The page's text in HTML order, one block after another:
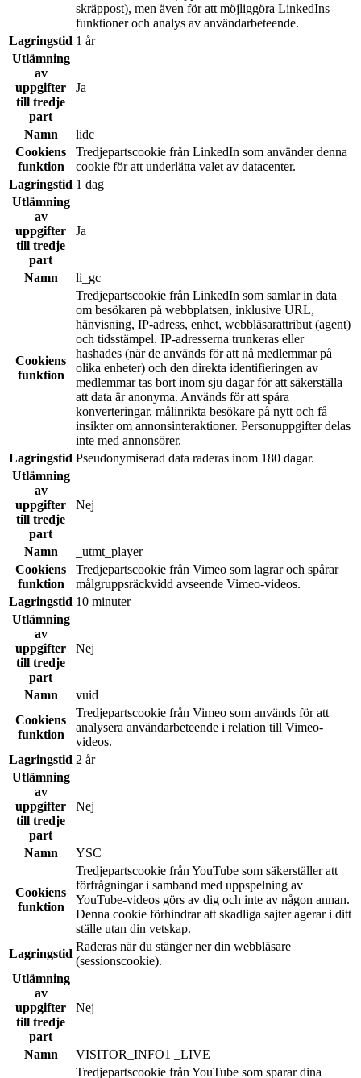
skräppost), men även för att möjliggöra LinkedIns
funktioner och analys av användarbeteende.
Lagringstid 1 år
Utlämning
av
uppgifter
till tredje
part
Ja
Namn
lidc
Cookiens
funktion
Tredjepartscookie från LinkedIn som använder denna
cookie för att underlätta valet av datacenter.
Lagringstid 1 dag
Utlämning
av
uppgifter
till tredje
part
Ja
Namn li_gc
Cookiens
funktion
Tredjepartscookie från LinkedIn som samlar in data
om besökaren på webbplatsen, inklusive URL,
hänvisning, IP-adress, enhet, webbläsarattribut (agent)
och tidsstämpel. IP-adresserna trunkeras eller
hashades (när de används för att nå medlemmar på
olika enheter) och den direkta identifieringen av
medlemmar tas bort inom sju dagar för att säkerställa
att data är anonyma. Används för att spåra
konverteringar, målinrikta besökare på nytt och få
insikter om annonsinteraktioner. Personuppgifter delas
inte med annonsörer.
Lagringstid Pseudonymiserad data raderas inom 180 dagar.
Utlämning
av
uppgifter
till tredje
part
Nej
Namn
_utmt_player
Cookiens
funktion
Tredjepartscookie från Vimeo som lagrar och spårar
målgruppsräckvidd avseende Vimeo-videos.
Lagringstid 10 minuter
Utlämning
av
uppgifter
till tredje
part
Nej
Namn
vuid
Cookiens
funktion
Tredjepartscookie från Vimeo som används för att
analysera användarbeteende i relation till Vimeo-
videos.
Lagringstid 2 år
Utlämning
av
uppgifter
till tredje
part
Nej
Namn YSC
Cookiens
funktion
Tredjepartscookie från YouTube som säkerställer att
förfrågningar i samband med uppspelning av
YouTube-videos görs av dig och inte av någon annan.
Denna cookie förhindrar att skadliga sajter agerar i ditt
ställe utan din vetskap.
Lagringstid
Raderas när du stänger ner din webbläsare
(sessionscookie).
Utlämning
av
uppgifter
till tredje
part
Nej
Namn
VISITOR_INFO1 _LIVE
Tredjepartscookie från YouTube som sparar dina